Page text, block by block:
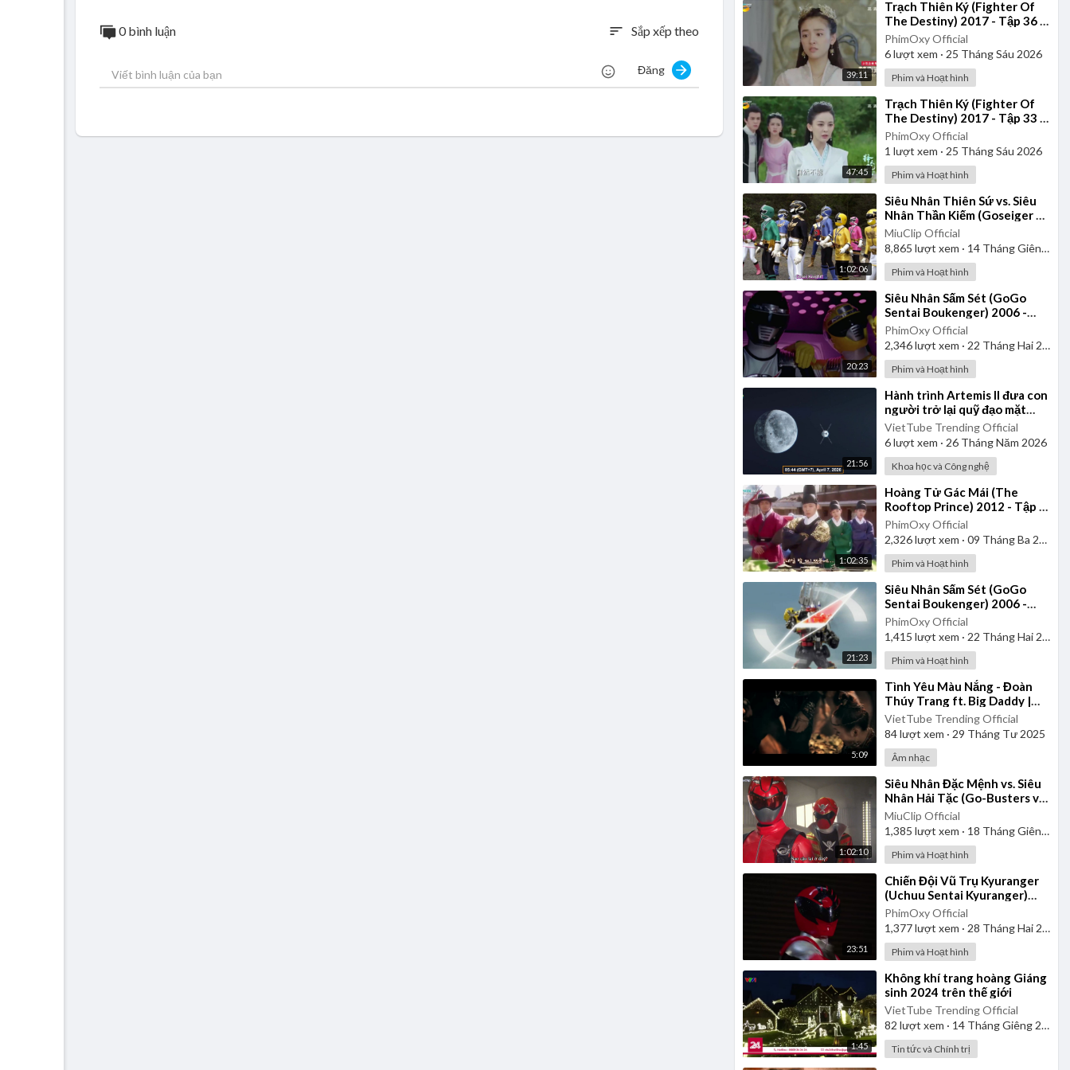
39:11
⁣Trạch Thiên Ký (Fighter Of
The Destiny) 2017 - Tập 36 |
Thuyết Minh
PhimOxy Official
6lượt xem · 25 Tháng Sáu 2026
Phim và Hoạt hình
47:45
⁣Trạch Thiên Ký (Fighter Of
The Destiny) 2017 - Tập 33 |
Thuyết Minh
PhimOxy Official
1 lượt xem · 25 Tháng Sáu 2026
Phim và Hoạt hình
1:02:06
⁣Siêu Nhân Thiên Sứ vs. Siêu
Nhân Thần Kiếm (Goseiger vs.
Shinkenger) | Vietsub
MiuClip Official
8,865 lượt xem · 14 Tháng Giêng 2025
Phim và Hoạt hình
20:23
⁣Siêu Nhân Sấm Sét (GoGo
Sentai Boukenger) 2006 -
Tập 1 | Thuyết Minh
PhimOxy Official
2,346lượt xem · 22 Tháng Hai 2025
Phim và Hoạt hình
21:56
⁣Hành trình Artemis II đưa con
người trở lại quỹ đạo mặt
trăng sau 54 năm của NASA
VietTube Trending Official
6lượt xem · 26 Tháng Năm 2026
Khoa học và Công nghệ
1:02:35
⁣Hoàng Tử Gác Mái (The
Rooftop Prince) 2012 - Tập 1
| Lồng Tiếng
PhimOxy Official
2,326lượt xem · 09 Tháng Ba 2025
Phim và Hoạt hình
21:23
⁣Siêu Nhân Sấm Sét (GoGo
Sentai Boukenger) 2006 -
Tập 2 | Thuyết Minh
PhimOxy Official
1,415 lượt xem · 22 Tháng Hai 2025
Phim và Hoạt hình
5:09
⁣Tình Yêu Màu Nắng - Đoàn
Thúy Trang ft. Big Daddy |
Official Music Video
VietTube Trending Official
84lượt xem · 29 Tháng Tư 2025
Âm nhạc
1:02:10
⁣Siêu Nhân Đặc Mệnh vs. Siêu
Nhân Hải Tặc (Go-Busters vs.
Gokaiger) | Vietsub
MiuClip Official
1,385 lượt xem · 18 Tháng Giêng 2025
Phim và Hoạt hình
23:51
⁣Chiến Đội Vũ Trụ Kyuranger
(Uchuu Sentai Kyuranger)
2017 - Tập 1 | Thuyết Minh
PhimOxy Official
1,377lượt xem · 28 Tháng Hai 2025
Phim và Hoạt hình
1:45
⁣Không khí trang hoàng Giáng
sinh 2024 trên thế giới
VietTube Trending Official
82 lượt xem · 14 Tháng Giêng 2025
Tin tức và Chính trị
0 bình luận sort Sắp xếp theo
Đăng